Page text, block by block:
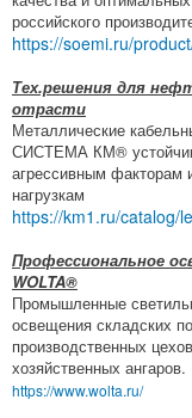
российского
https://soemi.ru/
Тех.решения для
отрасти
Металлические
СИСТЕМА КМ®
агрессивным факторам
нагрузкам
https://km1.ru/catalog/
Профессиональное
WOLTA®
Промышленные
освещения складских
производственных
хозяйственных ангаров.
https://www.wolta.ru/